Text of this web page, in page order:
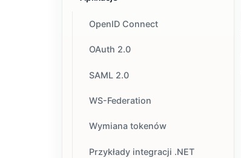
OpenID Connect
OAuth 2.0
SAML 2.0
WS-Federation
Wymiana tokenów
Przykłady integracji .NET